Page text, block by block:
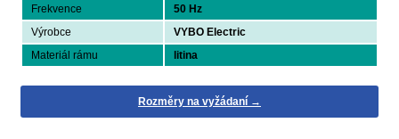
Frekvence
50 Hz
Výrobce
VYBO Electric
Materiál rámu
litina
Rozměry na vyžádaní →